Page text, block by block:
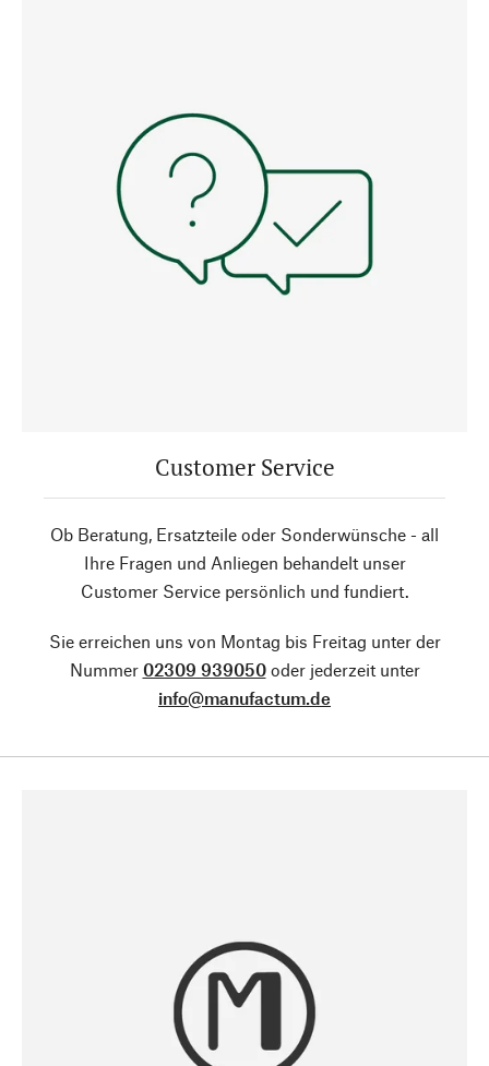
Customer Service
Ob Beratung, Ersatzteile oder Sonderwünsche - all
Ihre Fragen und Anliegen behandelt unser
Customer Service persönlich und fundiert.
Sie erreichen uns von Montag bis Freitag unter der
Nummer 02309 939050oder jederzeit unter
info@manufactum.de